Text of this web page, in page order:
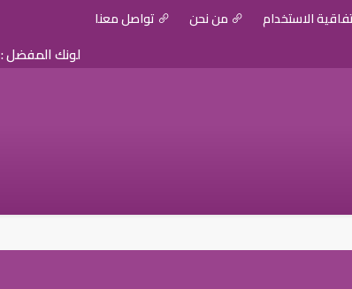
الاستخدام من نحن تواصل معنا
لونك المفضل :